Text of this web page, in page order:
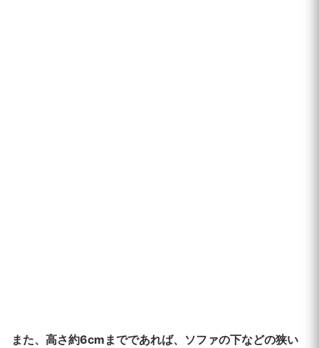
また、高さ約6cmまでであれば、ソファの下などの狭い